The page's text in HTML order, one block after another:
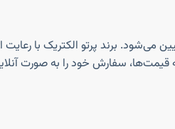
تعیین می‌شود. برند پرتو الکتریک با
سفارش خود را به صورت